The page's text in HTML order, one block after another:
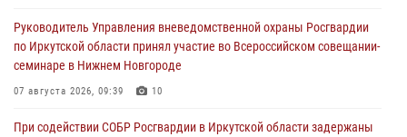
Руководитель Управления вневедомственной охраны Росгвардии
по Иркутской области принял участие во Всероссийском совещании-
семинаре в Нижнем Новгороде
07 августа 2026, 09:39 10
При содействии СОБР Росгвардии в Иркутской области задержаны